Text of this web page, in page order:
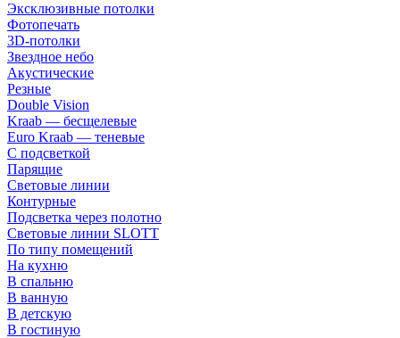
Эксклюзивные потолки
Фотопечать
3D-потолки
Звездное небо
Акустические
Резные
Double Vision
Kraab — бесщелевые
Euro Kraab — теневые
С подсветкой
Парящие
Световые линии
Контурные
Подсветка через полотно
Световые линии SLOTT
По типу помещений
На кухню
В спальню
В ванную
В детскую
В гостиную